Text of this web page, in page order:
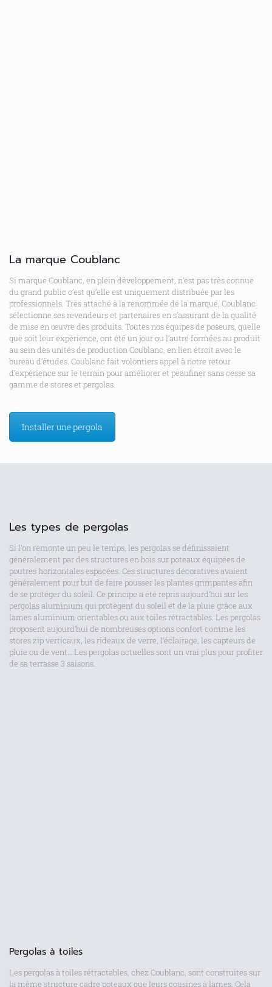
La marque Coublanc
Si marque Coublanc, en plein développement, n’est pas très connue
du grand public c’est qu’elle est uniquement distribuée par les
professionnels. Très attaché à la renommée de la marque, Coublanc
sélectionne ses revendeurs et partenaires en s’assurant de la qualité
de mise en œuvre des produits. Toutes nos équipes de poseurs, quelle
que soit leur expérience, ont été un jour ou l’autre formées au produit
au sein des unités de production Coublanc, en lien étroit avec le
bureau d’études. Coublanc fait volontiers appel à notre retour
d’expérience sur le terrain pour améliorer et peaufiner sans cesse sa
gamme de stores et pergolas.
Installer une pergola
Les types de pergolas
Si l’on remonte un peu le temps, les pergolas se définissaient
généralement par des structures en bois sur poteaux équipées de
poutres horizontales espacées. Ces structures décoratives avaient
généralement pour but de faire pousser les plantes grimpantes afin
de se protéger du soleil. Ce principe a été repris aujourd’hui sur les
pergolas aluminium qui protègent du soleil et de la pluie grâce aux
lames aluminium orientables ou aux toiles rétractables. Les pergolas
proposent aujourd’hui de nombreuses options confort comme les
stores zip verticaux, les rideaux de verre, l’éclairage, les capteurs de
pluie ou de vent… Les pergolas actuelles sont un vrai plus pour profiter
de sa terrasse 3 saisons.
Pergolas à toiles
Les pergolas à toiles rétractables, chez Coublanc, sont construites sur
la même structure cadre poteaux que leurs cousines à lames. Cela